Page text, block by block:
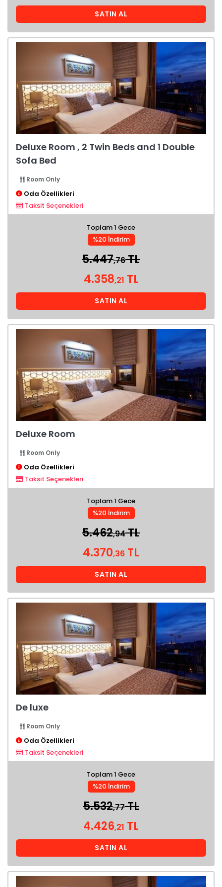
SATIN AL
Deluxe Room , 2 Twin Beds and 1 Double
Sofa Bed
Room Only
Oda Özellikleri
Taksit Seçenekleri
Toplam 1 Gece
%20 İndirim
5.447,76TL
4.358,21 TL
SATIN AL
Deluxe Room
Room Only
Oda Özellikleri
Taksit Seçenekleri
Toplam 1 Gece
%20 İndirim
5.462,94TL
4.370,36 TL
SATIN AL
De luxe
Room Only
Oda Özellikleri
Taksit Seçenekleri
Toplam 1 Gece
%20 İndirim
5.532,77TL
4.426,21 TL
SATIN AL